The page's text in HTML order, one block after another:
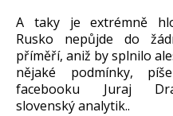
A taky je extrémně
Rusko nepůjde do
příměří, aniž by splnilo
nějaké podmínky,
facebooku Juraj
slovenský analytik..